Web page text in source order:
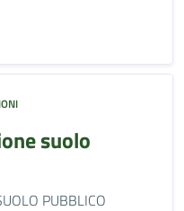
suolo
PUBBLICO